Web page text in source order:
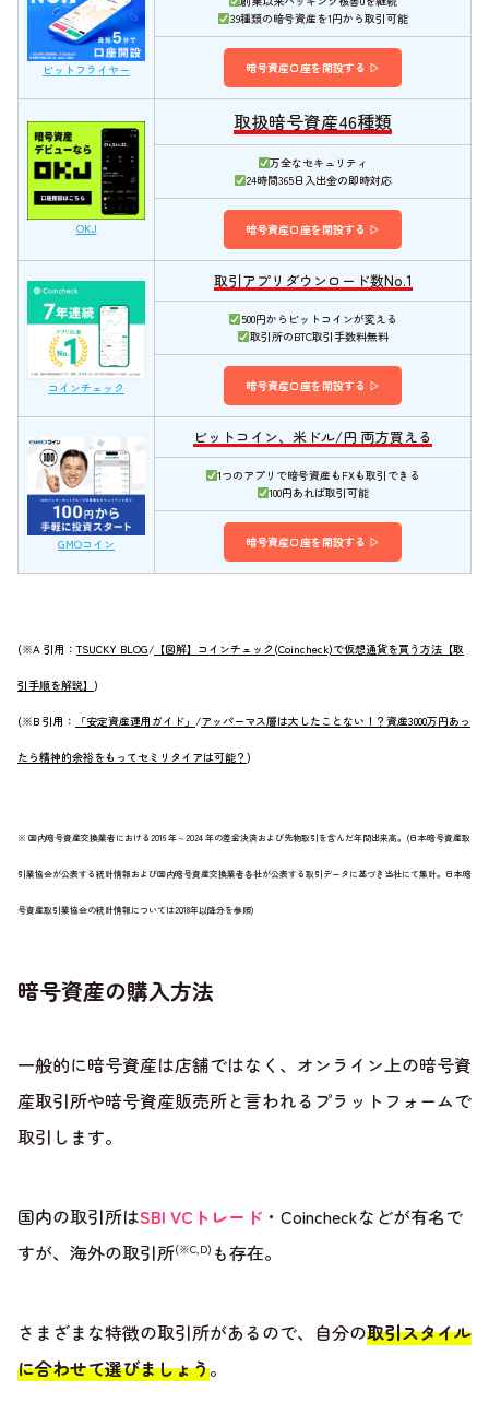
ビットフライヤー
39種類の暗号資産を1円から取引可能
暗号資産口座を開設する ▷
OKJ
取扱暗号資産46種類
万全なセキュリティ
24時間365日入出金の即時対応
暗号資産口座を開設する ▷
コインチェック
取引アプリダウンロード数No.1
500円からビットコインが変える
取引所のBTC取引手数料無料
暗号資産口座を開設する ▷
GMOコイン
ビットコイン、米ドル/円 両方買える
1つのアプリで暗号資産もFXも取引できる
100円あれば取引可能
暗号資産口座を開設する ▷
(※A 引用： TSUCKY BLOG/ 【図解】コインチェック(Coincheck)で仮想通貨を買う方法【取
引手順を解説】 )
(※B 引用： 「安定資産運用ガイド」 /アッパーマス層は大したことない！？資産3000万円あっ
たら精神的余裕をもってセミリタイアは可能？ )
※ 国内暗号資産交換業者における2016 年～2024 年の差金決済および先物取引を含んだ年間出来高。(日本暗号資産取
引業協会が公表する統計情報および国内暗号資産交換業者各社が公表する取引データに基づき当社にて集計。日本暗
号資産取引業協会の統計情報については2018年以降分を参照)
暗号資産の購入方法
一般的に暗号資産は店舗ではなく、オンライン上の暗号資
産取引所や暗号資産販売所と言われるプラットフォームで
取引します。
国内の取引所はSBI VCトレード ・Coincheckなどが有名で
すが、海外の取引所(※C,D) も存在。
さまざまな特徴の取引所があるので、自分の取引スタイル
に合わせて選びましょう。